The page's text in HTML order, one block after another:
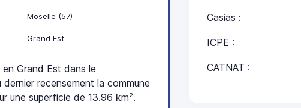
Moselle (57)
Grand Est
Grand Est dans le
recensement la commune
une superficie de 13.96 km².
Casias :
ICPE :
CATNAT :